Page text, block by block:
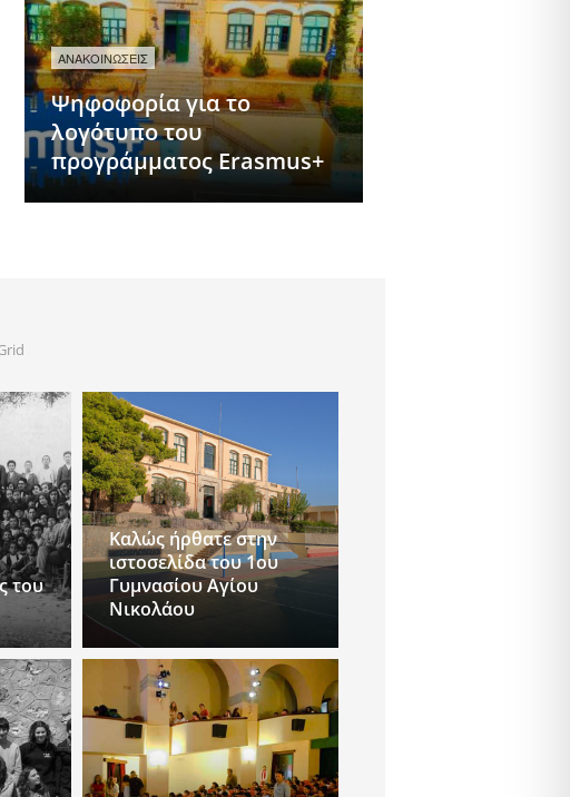
ΑΝΑΚΟΙΝΩΣΕΙΣ
Ψηφοφορία για το
λογότυπο του
προγράμματος Erasmus+
του
Καλώς ήρθατε στην
ιστοσελίδα του 1ου
Γυμνασίου Αγίου
Νικολάου